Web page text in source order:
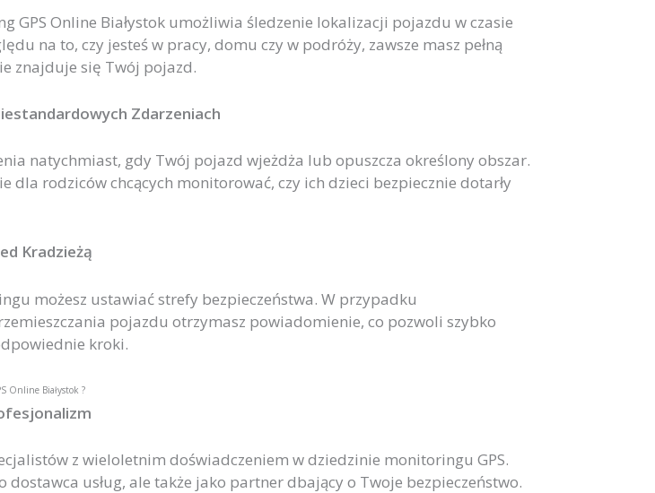
GPS Online Białystok umożliwia śledzenie lokalizacji pojazdu w czasie
na to, czy jesteś w pracy, domu czy w podróży, zawsze masz pełną
znajduje się Twój pojazd.
Zdarzeniach
natychmiast, gdy Twój pojazd wjeżdża lub opuszcza określony obszar.
dla rodziców chcących monitorować, czy ich dzieci bezpiecznie dotarły
Kradzieżą
możesz ustawiać strefy bezpieczeństwa. W przypadku
pojazdu otrzymasz powiadomienie, co pozwoli szybko
kroki.
Online Białystok ?
z wieloletnim doświadczeniem w dziedzinie monitoringu GPS.
dostawca usług, ale także jako partner dbający o Twoje bezpieczeństwo.